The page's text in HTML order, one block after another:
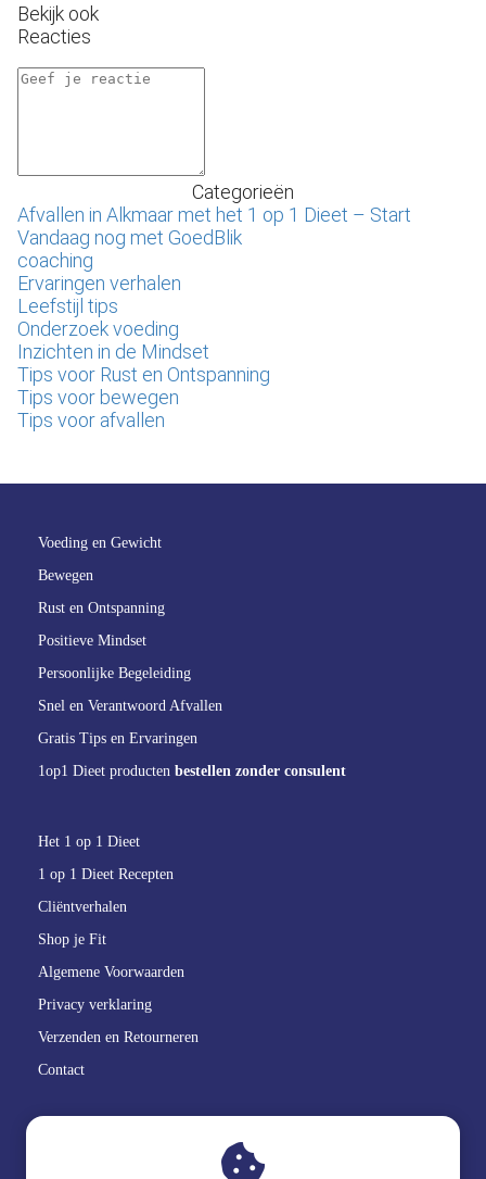
Bekijk ook
Reacties
Categorieën
Afvallen in Alkmaar met het 1 op 1 Dieet – Start
Vandaag nog met GoedBlik
coaching
Ervaringen verhalen
Leefstijl tips
Onderzoek voeding
Inzichten in de Mindset
Tips voor Rust en Ontspanning
Tips voor bewegen
Tips voor afvallen
Voeding en Gewicht
Bewegen
Rust en Ontspanning
Positieve Mindset
Persoonlijke Begeleiding
Snel en Verantwoord Afvallen
Gratis Tips en Ervaringen
1op1 Dieet producten bestellen zonder consulent
Het 1 op 1 Dieet
1 op 1 Dieet Recepten
Cliëntverhalen
Shop je Fit
Algemene Voorwaarden
Privacy verklaring
Verzenden en Retourneren
Contact